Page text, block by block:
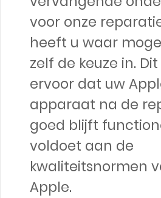
voor onze
heeft u waar
zelf de keuze in.
ervoor dat uw
apparaat na de
goed blijft
voldoet aan de
kwaliteitsnormen
Apple.